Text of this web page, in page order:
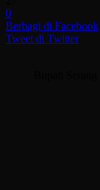
0
Berbagi di Facebook
Tweet di Twitter